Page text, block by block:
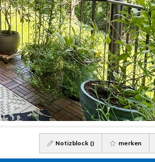
Notizblock () merken